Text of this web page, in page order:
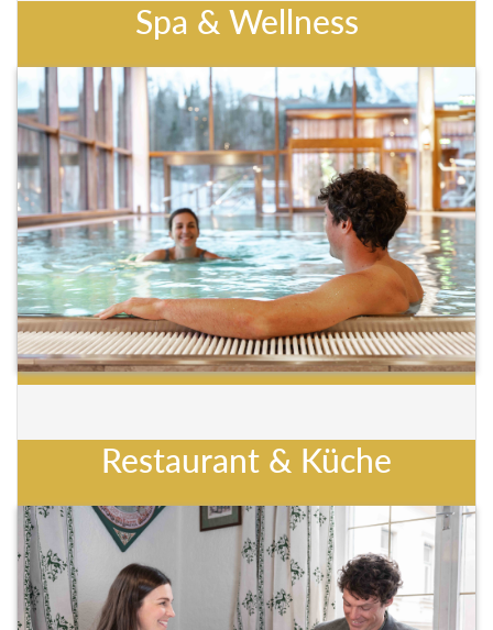
Spa & Wellness
Restaurant & Küche